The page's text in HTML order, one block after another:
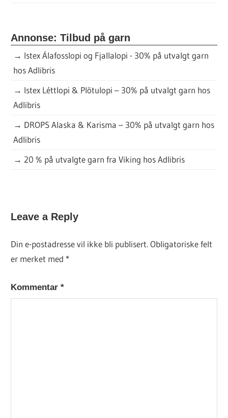
Annonse: Tilbud på garn
→ Istex Álafosslopi og Fjallalopi - 30% på utvalgt garn
hos Adlibris
→ Istex Léttlopi & Plötulopi – 30% på utvalgt garn hos
Adlibris
→ DROPS Alaska & Karisma – 30% på utvalgt garn hos
Adlibris
→ 20 % på utvalgte garn fra Viking hos Adlibris
GRATISOPPSKRIFT
Leave a Reply
Din e-postadresse vil ikke bli publisert. Obligatoriske felt
er merket med *
Kommentar*